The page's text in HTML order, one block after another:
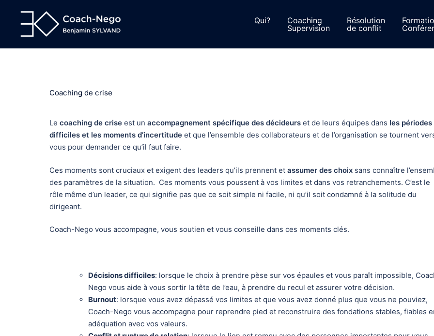
Qui?
Coaching
Supervision
Résolution
de conflit
Coaching de crise
Le coaching de crise est un accompagnement spécifique des décideurs et de leurs équipes dans les périodes
difficiles et les moments d’incertitude et que l’ensemble des collaborateurs et de l’organisation se tournent
vous pour demander ce qu’il faut faire.
Ces moments sont cruciaux et exigent des leaders qu’ils prennent et assumer des choix sans connaître
des paramètres de la situation. Ces moments vous poussent à vos limites et dans vos retranchements. C’est le
rôle même d’un leader, ce qui signifie pas que ce soit simple ni facile, ni qu’il soit condamné à la solitude du
dirigeant.
Coach-Nego vous accompagne, vous soutien et vous conseille dans ces moments clés.
Décisions difficiles: lorsque le choix à prendre pèse sur vos épaules et vous paraît impossible,
Nego vous aide à vous sortir la tête de l’eau, à prendre du recul et assurer votre décision.
Burnout: lorsque vous avez dépassé vos limites et que vous avez donné plus que vous ne pouviez,
Coach-Nego vous accompagne pour reprendre pied et reconstruire des fondations stables, fiables
adéquation avec vos valeurs.